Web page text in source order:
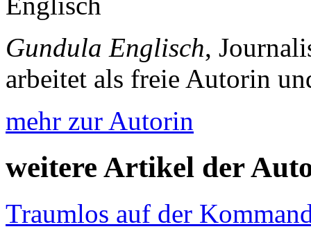
Gundula Englisch,
arbeitet als freie Autorin
mehr zur Autorin
weitere Artikel der
Traumlos auf der